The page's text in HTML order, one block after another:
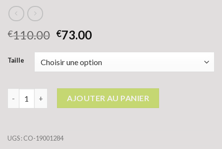
€110.00 €73.00
Taille
quantité de doudoune sans capuche
AJOUTER AU PANIER
UGS :CO-19001284